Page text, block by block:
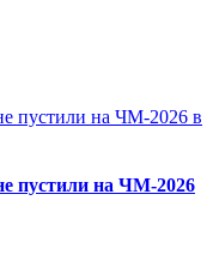
пустили на ЧМ-2026